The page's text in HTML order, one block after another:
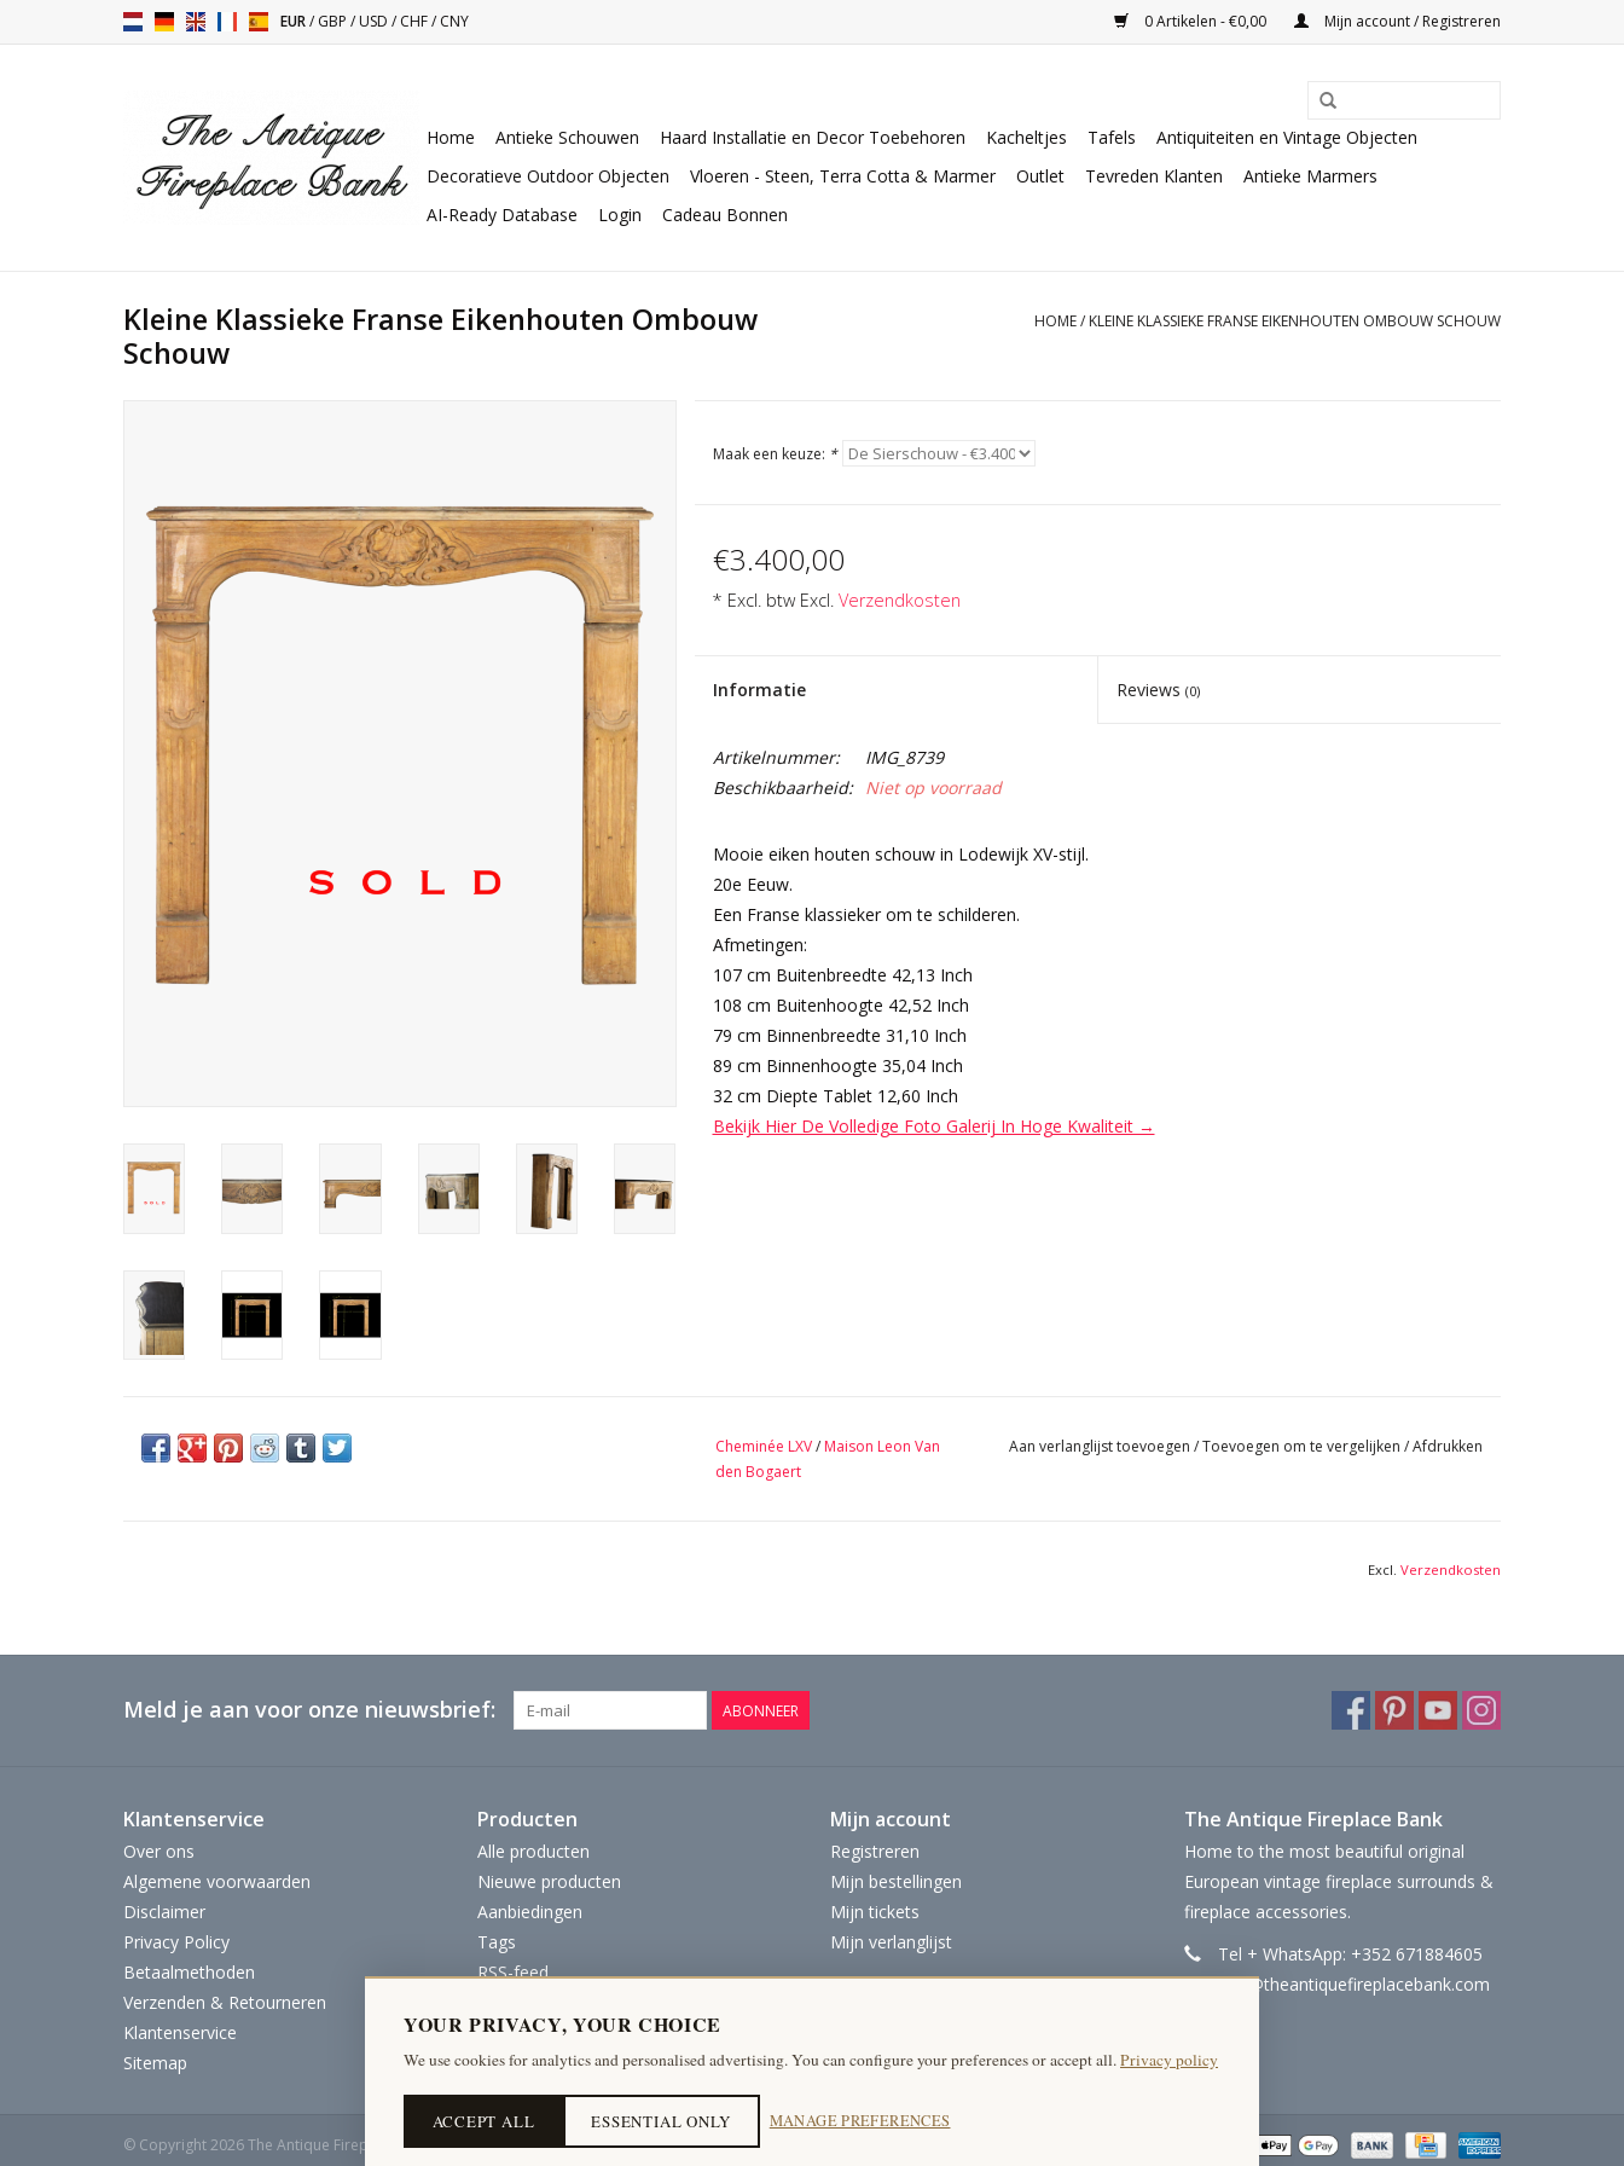
EUR/GBP /USD /CHF/CNY 0 Artikelen - €0,00 Mijn account / Registreren
Home Antieke Schouwen Haard Installatie en Decor Toebehoren Kacheltjes Tafels
Antiquiteiten en Vintage Objecten
Decoratieve Outdoor Objecten
Vloeren - Steen, Terra Cotta & Marmer Outlet Tevreden Klanten
Antieke Marmers
AI-Ready Database
Login Cadeau Bonnen
Kleine Klassieke Franse Eikenhouten Ombouw
Schouw
HOME/ KLEINE KLASSIEKE FRANSE EIKENHOUTEN OMBOUW SCHOUW
Maak een keuze: *
€3.400,00
* Excl. btw Excl. Verzendkosten
Informatie Reviews(0)
Artikelnummer:
IMG_8739
Beschikbaarheid:
Niet op voorraad
Mooie eiken houten schouw in Lodewijk XV-stijl.
20e Eeuw.
Een Franse klassieker om te schilderen.
Afmetingen:
107 cm Buitenbreedte 42,13 Inch
108 cm Buitenhoogte 42,52 Inch
79 cm Binnenbreedte 31,10 Inch
89 cm Binnenhoogte 35,04 Inch
32 cm Diepte Tablet 12,60 Inch
Bekijk Hier De Volledige Foto Galerij In Hoge Kwaliteit →
Cheminée LXV/ Maison Leon Van
den Bogaert
Aan verlanglijst toevoegen /Toevoegen om te vergelijken /Afdrukken
Excl. Verzendkosten
Meld je aan voor onze nieuwsbrief: ABONNEER
Klantenservice
Over ons
Algemene voorwaarden
Disclaimer
Privacy Policy
Betaalmethoden
Verzenden & Retourneren
Klantenservice
Sitemap
Producten
Alle producten
Nieuwe producten
Aanbiedingen
Tags
RSS-feed
Mijn account
Registreren
Mijn bestellingen
Mijn tickets
Mijn verlanglijst
The Antique Fireplace Bank
Home to the most beautiful original
European vintage fireplace surrounds &
fireplace accessories.
Tel + WhatsApp: +352 671884605
info@theantiquefireplacebank.com
© Copyright 2026 The Antique Fireplace Bank
YOUR PRIVACY, YOUR CHOICE
We use cookies for analytics and personalised advertising. You can configure your preferences or accept all.Privacy policy
ACCEPT ALL ESSENTIAL ONLY MANAGE PREFERENCES